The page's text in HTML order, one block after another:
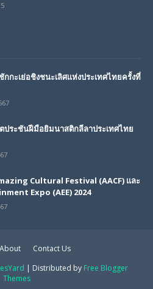
กกะเย่อชิงชนะเลิศแห่งประเทศไทยครั้งที่
ประชันฝีมือยิมนาสติกลีลาประเทศไทย
Cultural Festival (AACF) และ
Expo (AEE) 2024
About
Contact Us
| Distributed by Free Blogger
Themes